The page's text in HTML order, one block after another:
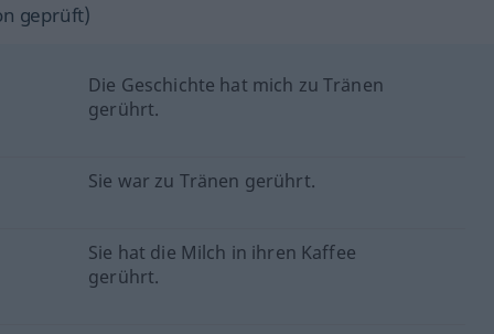
geprüft)
Die Geschichte hat mich zu Tränen
gerührt.
Sie war zu Tränen gerührt.
Sie hat die Milch in ihren Kaffee
gerührt.